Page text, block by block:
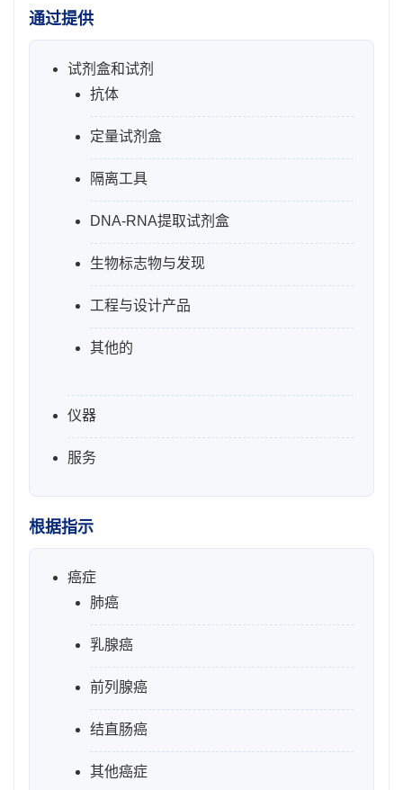
通过提供
试剂盒和试剂
抗体
定量试剂盒
隔离工具
DNA-RNA提取试剂盒
生物标志物与发现
工程与设计产品
其他的
仪器
服务
根据指示
癌症
肺癌
乳腺癌
前列腺癌
结直肠癌
其他癌症